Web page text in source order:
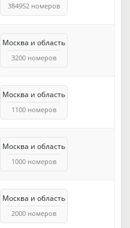
384952 номеров
Москва и область
3200 номеров
Москва и область
1100 номеров
Москва и область
1000 номеров
Москва и область
2000 номеров